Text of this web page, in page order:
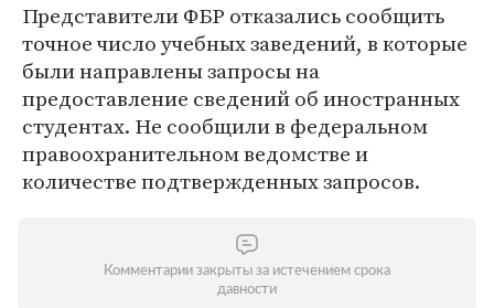
Представители ФБР отказались сообщить
точное число учебных заведений, в которые
были направлены запросы на
предоставление сведений об иностранных
студентах. Не сообщили в федеральном
правоохранительном ведомстве и
количестве подтвержденных запросов.
Комментарии закрыты за истечением срока
давности